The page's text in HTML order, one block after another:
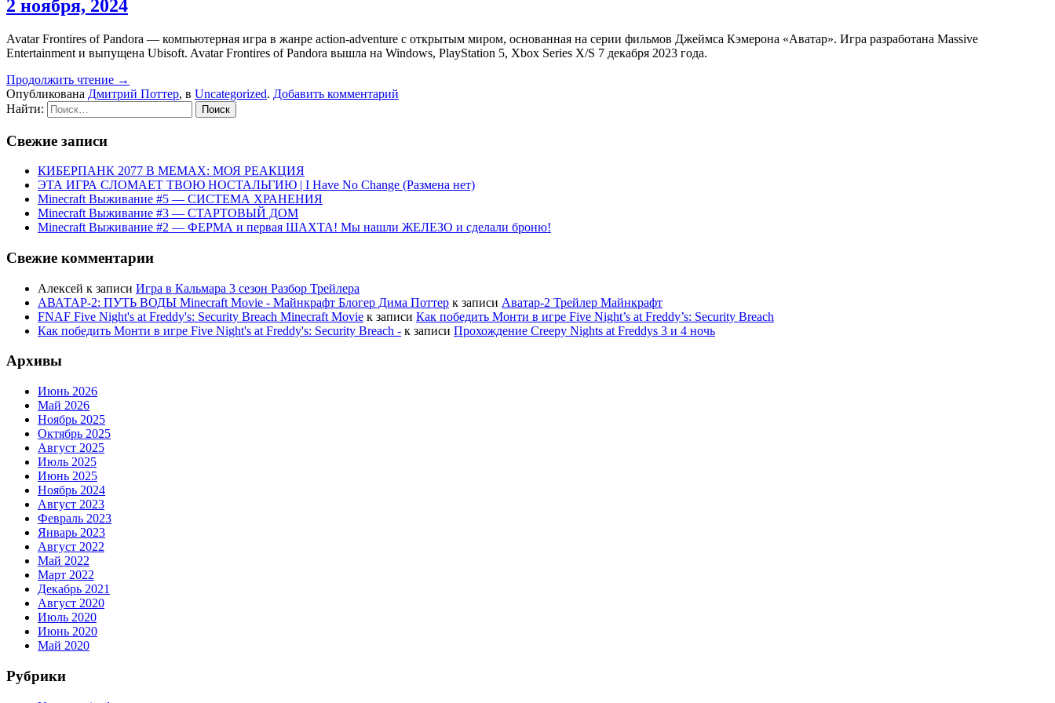
2 ноября, 2024
Avatar Frontires of Pandora — компьютерная игра в жанре action-adventure с открытым миром, основанная на серии фильмов Джеймса Кэмерона «Аватар». Игра разработана Massive
Entertainment и выпущена Ubisoft. Avatar Frontires of Pandora вышла на Windows, PlayStation 5, Xbox Series X/S 7 декабря 2023 года.
Продолжить чтение →
Опубликована Дмитрий Поттер, в Uncategorized. Добавить комментарий
Найти:
Свежие записи
КИБЕРПАНК 2077 В МЕМАХ: МОЯ РЕАКЦИЯ
ЭТА ИГРА СЛОМАЕТ ТВОЮ НОСТАЛЬГИЮ | I Have No Change (Размена нет)
Minecraft Выживание #5 — СИСТЕМА ХРАНЕНИЯ
Minecraft Выживание #3 — СТАРТОВЫЙ ДОМ
Minecraft Выживание #2 — ФЕРМА и первая ШАХТА! Мы нашли ЖЕЛЕЗО и сделали броню!
Свежие комментарии
Алексей к записи Игра в Кальмара 3 сезон Разбор Трейлера
АВАТАР-2: ПУТЬ ВОДЫ Minecraft Movie - Майнкрафт Блогер Дима Поттер к записи Аватар-2 Трейлер Майнкрафт
FNAF Five Night's at Freddy's: Security Breach Minecraft Movie к записи Как победить Монти в игре Five Night’s at Freddy’s: Security Breach
Как победить Монти в игре Five Night's at Freddy's: Security Breach - к записи Прохождение Creepy Nights at Freddys 3 и 4 ночь
Архивы
Июнь 2026
Май 2026
Ноябрь 2025
Октябрь 2025
Август 2025
Июль 2025
Июнь 2025
Ноябрь 2024
Август 2023
Февраль 2023
Январь 2023
Август 2022
Май 2022
Март 2022
Декабрь 2021
Август 2020
Июль 2020
Июнь 2020
Май 2020
Рубрики